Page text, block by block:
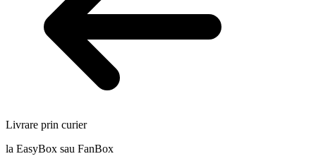
Livrare prin curier
la EasyBox sau FanBox